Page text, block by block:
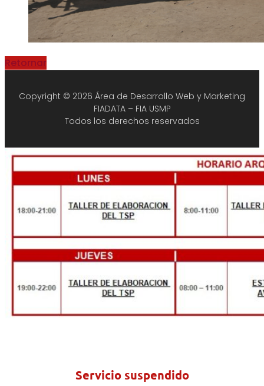
Retornar
Copyright © 2026 Área de Desarrollo Web y Marketing
FIADATA – FIA USMP
Todos los derechos reservados
Servicio suspendido